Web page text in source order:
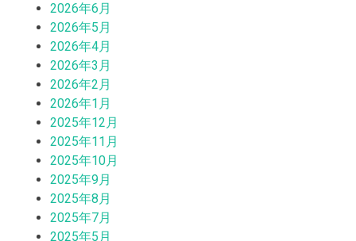
2026年6月
2026年5月
2026年4月
2026年3月
2026年2月
2026年1月
2025年12月
2025年11月
2025年10月
2025年9月
2025年8月
2025年7月
2025年5月